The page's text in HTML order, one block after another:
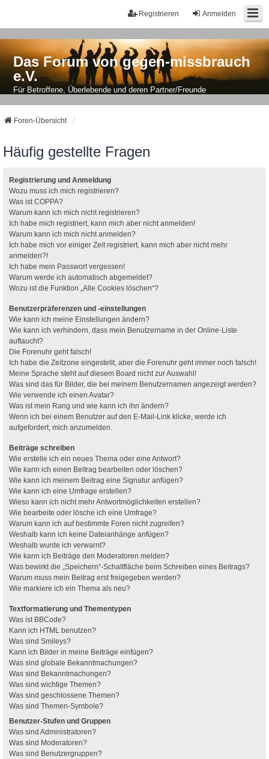
Anmelden
Registrieren
Das Forum von gegen-missbrauch
e.V.
Für Betroffene, Überlebende und deren Partner/Freunde
Foren-Übersicht
Häufig gestellte Fragen
Registrierung und Anmeldung
Wozu muss ich mich registrieren?
Was ist COPPA?
Warum kann ich mich nicht registrieren?
Ich habe mich registriert, kann mich aber nicht anmelden!
Warum kann ich mich nicht anmelden?
Ich habe mich vor einiger Zeit registriert, kann mich aber nicht mehr
anmelden?!
Ich habe mein Passwort vergessen!
Warum werde ich automatisch abgemeldet?
Wozu ist die Funktion „Alle Cookies löschen“?
Benutzerpräferenzen und -einstellungen
Wie kann ich meine Einstellungen ändern?
Wie kann ich verhindern, dass mein Benutzername in der Online-Liste
auftaucht?
Die Forenuhr geht falsch!
Ich habe die Zeitzone eingestellt, aber die Forenuhr geht immer noch falsch!
Meine Sprache steht auf diesem Board nicht zur Auswahl!
Was sind das für Bilder, die bei meinem Benutzernamen angezeigt werden?
Wie verwende ich einen Avatar?
Was ist mein Rang und wie kann ich ihn ändern?
Wenn ich bei einem Benutzer auf den E-Mail-Link klicke, werde ich
aufgefordert, mich anzumelden.
Beiträge schreiben
Wie erstelle ich ein neues Thema oder eine Antwort?
Wie kann ich einen Beitrag bearbeiten oder löschen?
Wie kann ich meinem Beitrag eine Signatur anfügen?
Wie kann ich eine Umfrage erstellen?
Wieso kann ich nicht mehr Antwortmöglichkeiten erstellen?
Wie bearbeite oder lösche ich eine Umfrage?
Warum kann ich auf bestimmte Foren nicht zugreifen?
Weshalb kann ich keine Dateianhänge anfügen?
Weshalb wurde ich verwarnt?
Wie kann ich Beiträge den Moderatoren melden?
Was bewirkt die „Speichern“-Schaltfläche beim Schreiben eines Beitrags?
Warum muss mein Beitrag erst freigegeben werden?
Wie markiere ich ein Thema als neu?
Textformatierung und Thementypen
Was ist BBCode?
Kann ich HTML benutzen?
Was sind Smileys?
Kann ich Bilder in meine Beiträge einfügen?
Was sind globale Bekanntmachungen?
Was sind Bekanntmachungen?
Was sind wichtige Themen?
Was sind geschlossene Themen?
Was sind Themen-Symbole?
Benutzer-Stufen und Gruppen
Was sind Administratoren?
Was sind Moderatoren?
Was sind Benutzergruppen?